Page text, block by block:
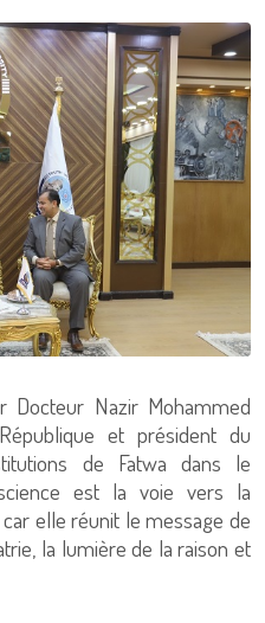
Docteur Nazir Mohammed
et président du
de Fatwa dans le
est la voie vers la
elle réunit le message de
la lumière de la raison et